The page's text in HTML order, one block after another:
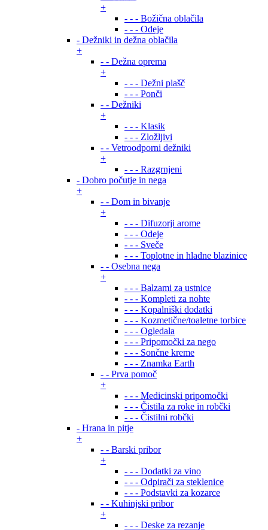
+
- - - Božična oblačila
- - - Odeje
- Dežniki in dežna oblačila
+
- - Dežna oprema
+
- - - Dežni plašč
- - - Ponči
- - Dežniki
+
- - - Klasik
- - - Zložljivi
- - Vetroodporni dežniki
+
- - - Razgrnjeni
- Dobro počutje in nega
+
- - Dom in bivanje
+
- - - Difuzorji arome
- - - Odeje
- - - Sveče
- - - Toplotne in hladne blazinice
- - Osebna nega
+
- - - Balzami za ustnice
- - - Kompleti za nohte
- - - Kopalniški dodatki
- - - Kozmetične/toaletne torbice
- - - Ogledala
- - - Pripomočki za nego
- - - Sončne kreme
- - - Znamka Earth
- - Prva pomoč
+
- - - Medicinski pripomočki
- - - Čistila za roke in robčki
- - - Čistilni robčki
- Hrana in pitje
+
- - Barski pribor
+
- - - Dodatki za vino
- - - Odpirači za steklenice
- - - Podstavki za kozarce
- - Kuhinjski pribor
+
- - - Deske za rezanje